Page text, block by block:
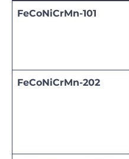
FeCoNiCrMn-101
FeCoNiCrMn-202